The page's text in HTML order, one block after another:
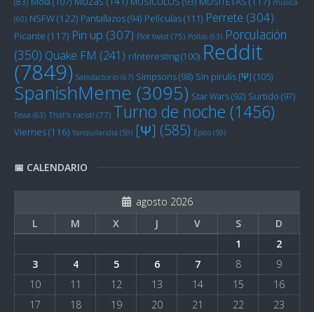
(60) NSFW(122) Pantallazos(94) Películas(111) Perrete (304)
Picante (117) Pin up (307) Plot twist (75) Pollas (63) Porculación
(350) Quake FM (241) r/Interesting(100) Reddit
(7849) Satisfactorio (67) Simpsons(98) Sin pirulís [Ψ] (105)
SpanishMeme (3095) Star Wars(92) Surtido (97)
Tessa (63) That's racist! (77) Turno de noche (1456)
Viernes(116) Yanquilandia (59) [Ψ] (585) Épico (59)
📅 CALENDARIO
agosto 2026
L
M X J V S
D
1
2
3
4 5 6 7 8
9
10
11 12 13 14 15
16
17
18 19 20 21 22 23